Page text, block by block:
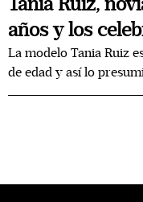
años y los
La modelo Tania Ruiz
de edad y así lo